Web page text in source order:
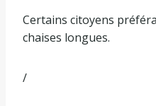
Certains citoyens
chaises longues.
/